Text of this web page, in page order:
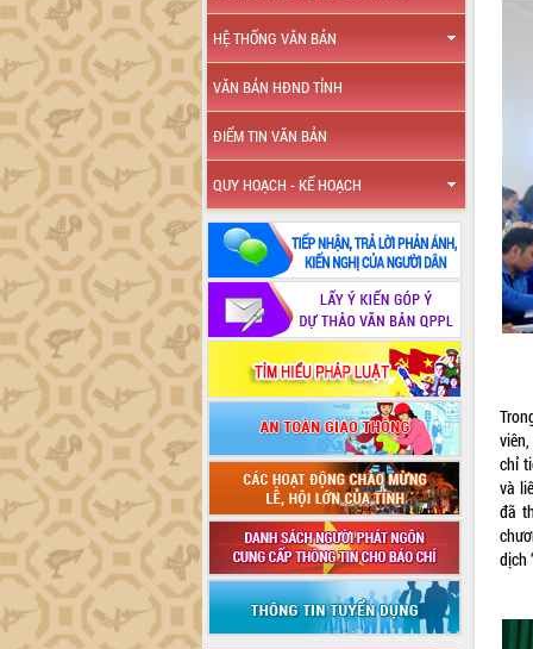
HỆ THỐNG VĂN BẢN
VĂN BẢN HĐND TỈNH
ĐIỂM TIN VĂN BẢN
QUY HOẠCH - KẾ HOẠCH
chỉ
và
đã
dịch